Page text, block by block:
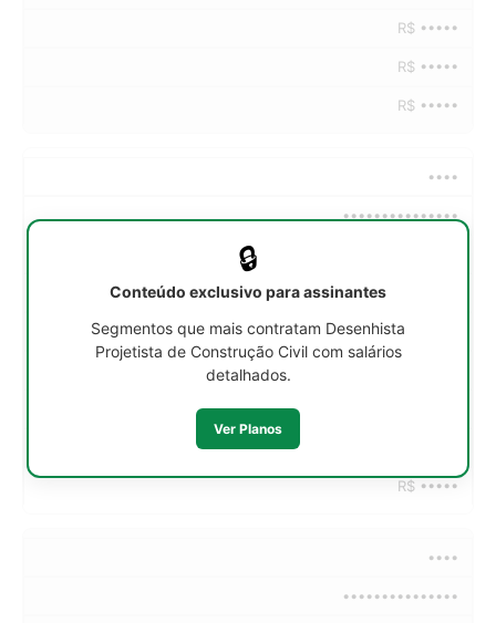
R$ •••••
R$ •••••
R$ •••••
••••
•••••••••••••••
R$ •••••
R$ •••••
••••
•••••••••••••••
🔒
Conteúdo exclusivo para assinantes
Segmentos que mais contratam Desenhista
Projetista de Construção Civil com salários
detalhados.
Ver Planos